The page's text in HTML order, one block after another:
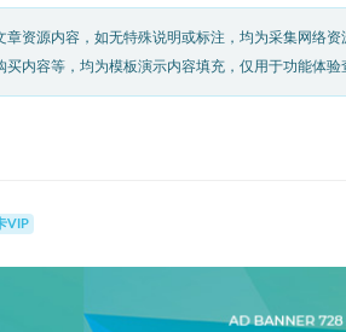
章资源内容，如无特殊说明或标注，均为采集网络
买内容等，均为模板演示内容填充，仅用于功能体验
VIP